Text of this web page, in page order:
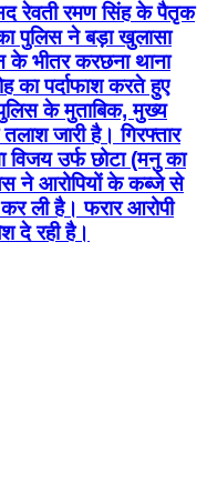
रेवती रमण सिंह के पैतृक
पुलिस ने बड़ा खुलासा
के भीतर करछना थाना
का पर्दाफाश करते हुए
पुलिस के मुताबिक, मुख्य
जारी है। गिरफ्तार
विजय उर्फ छोटा (मनु का
ने आरोपियों के कब्जे से
ली है। फरार आरोपी
दे रही है।